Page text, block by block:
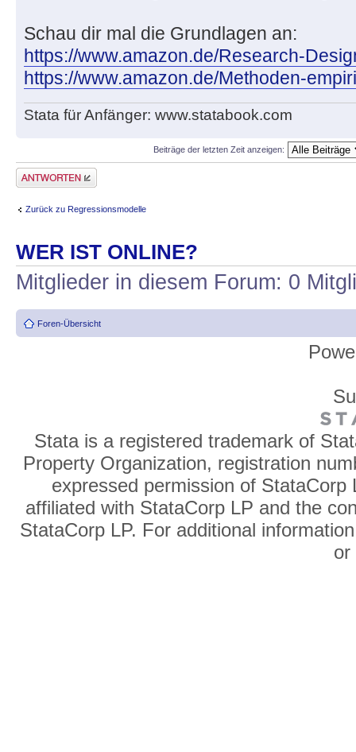
Schau dir mal die Grundlagen an:
https://www.amazon.de/Research-
https://www.amazon.de/Methoden-
Stata für Anfänger: www.statabook.com
Beiträge der letzten Zeit anzeigen:
Antwort erstellen
Zurück zu Regressionsmodelle
WER IST ONLINE?
Mitglieder in diesem Forum: 0
Foren-Übersicht
Stata is a registered trademark of
Property Organization, registration
expressed permission of
affiliated with StataCorp LP and the
StataCorp LP. For additional
or